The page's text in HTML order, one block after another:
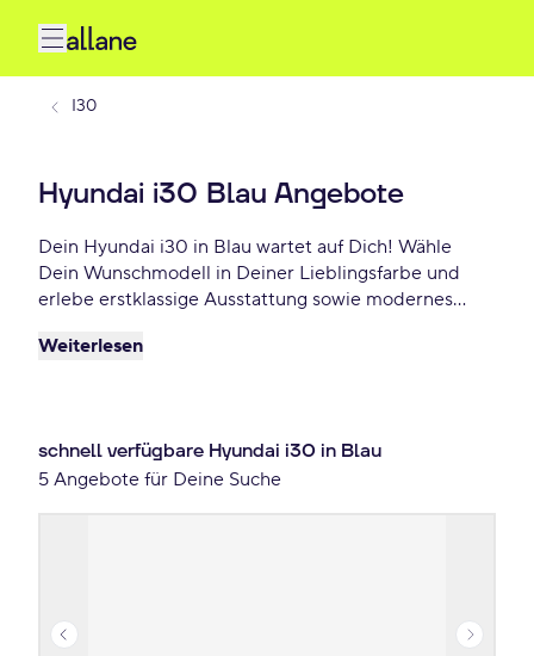
I30
Hyundai i30 Blau Angebote
Dein Hyundai i30 in Blau wartet auf Dich! Wähle
Dein Wunschmodell in Deiner Lieblingsfarbe und
erlebe erstklassige Ausstattung sowie modernes
Finanzierungsoptionen und fahre Dein Hyundai i30
Weiterlesen
schnell verfügbare Hyundai i30 in Blau
5 Angebote für Deine Suche